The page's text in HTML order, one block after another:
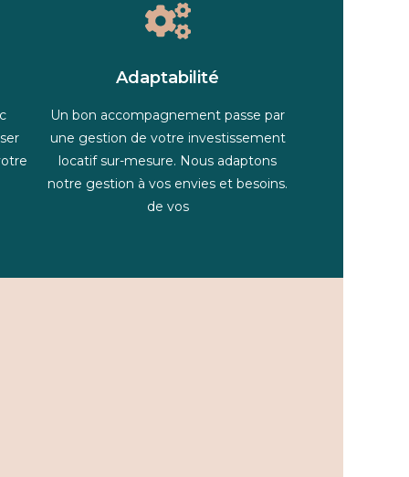
Adaptabilité
Un bon accompagnement passe par
une gestion de votre investissement
locatif sur-mesure. Nous adaptons
notre gestion à vos envies et besoins.
de vos